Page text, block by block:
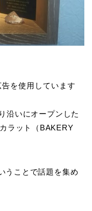
を使用しています
沿いにオープンした
ラット（BAKERY
うことで話題を集め